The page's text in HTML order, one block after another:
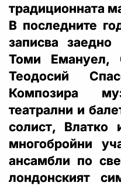
традиционната
В последните
записва
Томи Емануел,
Теодосий
Композира
театрални и
солист, Влатко
многобройни
ансамбли по
лондонският